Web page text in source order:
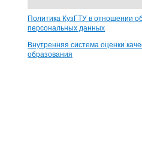
Политика КузГТУ в отношении
персональных данных
Внутренняя система оценки
образования